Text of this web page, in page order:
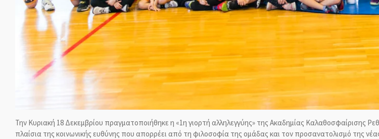
Την Κυριακή 18 Δεκεμβρίου πραγματοποιήθηκε η «1η γιορτή αλληλεγγύης» της Ακαδημίας Καλαθοσφαίρισης
πλαίσια της κοινωνικής ευθύνης που απορρέει από τη φιλοσοφία της ομάδας και τον προσανατολισμό της